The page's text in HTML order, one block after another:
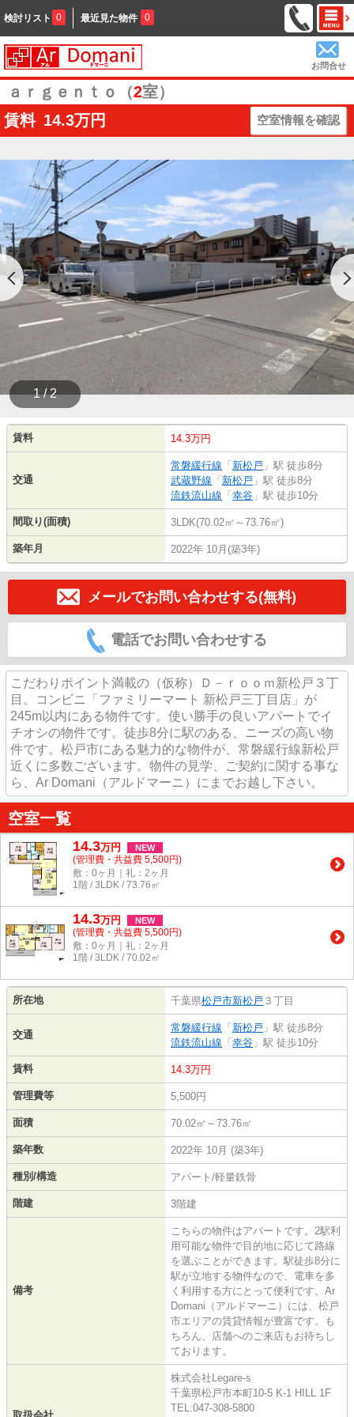
検討リスト 0 最近見た物件 0
お問合せ
ａｒｇｅｎｔｏ（2室）
賃料 14.3万円 空室情報を確認
1 / 2
賃料 14.3万円
交通
常磐緩行線 「 新松戸 」駅 徒歩8分
武蔵野線 「 新松戸 」駅 徒歩8分
流鉄流山線 「 幸谷 」駅 徒歩10分
間取り(面積) 3LDK(70.02㎡～73.76㎡)
築年月 2022年 10月(築3年)
メールでお問い合わせする(無料)
電話でお問い合わせする
こだわりポイント満載の（仮称）Ｄ－ｒｏｏｍ新松戸３丁
目。コンビニ「ファミリーマート 新松戸三丁目店」が
245m以内にある物件です。使い勝手の良いアパートでイ
チオシの物件です。徒歩8分に駅のある、ニーズの高い物
件です。松戸市にある魅力的な物件が、常磐緩行線新松戸
近くに多数ございます。物件の見学、ご契約に関する事な
ら、Ar Domani（アルドマーニ）にまでお越し下さい。
空室一覧
14.3万円 NEW
(管理費・共益費 5,500円)
敷：0ヶ月｜礼：2ヶ月
1階 / 3LDK / 73.76㎡
14.3万円 NEW
(管理費・共益費 5,500円)
敷：0ヶ月｜礼：2ヶ月
1階 / 3LDK / 70.02㎡
所在地 千葉県松戸市新松戸 ３丁目
交通
常磐緩行線 「 新松戸 」駅 徒歩8分
流鉄流山線 「 幸谷 」駅 徒歩10分
賃料 14.3万円
管理費等 5,500円
面積 70.02㎡～73.76㎡
築年数 2022年 10月 (築3年)
種別/構造 アパート/軽量鉄骨
階建 3階建
備考
こちらの物件はアパートです。2駅利
用可能な物件で目的地に応じて路線
を選ぶことができます。駅徒歩8分に
駅が立地する物件なので、電車を多
く利用する方にとって便利です。Ar
Domani（アルドマーニ）には、松戸
市エリアの賃貸情報が豊富です。も
ちろん、店舗へのご来店もお待ちし
ております。
株式会社Legare-s
千葉県松戸市本町10-5 K-1 HILL 1F
TEL:047-308-5800